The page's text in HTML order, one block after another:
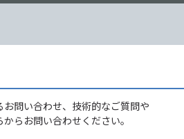
問い合わせ、技術的なご質問や
らお問い合わせください。